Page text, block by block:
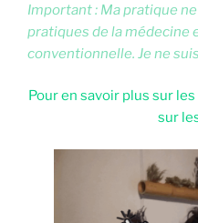
Important : Ma pratique
pratiques de la médecine
conventionnelle. Je ne
Pour en savoir plus sur
sur